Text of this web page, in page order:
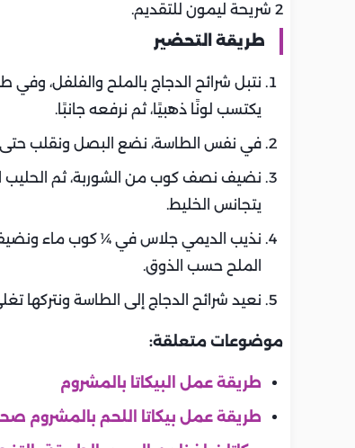
2 شريحة ليمون للتقديم.
طريقة التحضير
نتبل شرائح الدجاج بالملح والفلفل، وفي
يكتسب لونًا ذهبيًا، ثم نرفعه جانبًا.
في نفس الطاسة، نضع البصل ونقلب
نضيف نصف كوب من الشوربة، ثم الحليب
يتجانس الخليط.
نذيب الديمي جلاس في ¼ كوب ماء
الملح حسب الذوق.
نعيد شرائح الدجاج إلى الطاسة
موضوعات متعلقة:
طريقة عمل البيكاتا بالمشروم
طريقة عمل بيكاتا اللحم بالمشروم